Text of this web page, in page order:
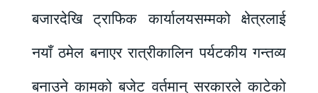
बजारदेखि ट्राफिक कार्यालयसम्मको क्षेत्रलाई
नयाँ ठमेल बनाएर रात्रीकालिन पर्यटकीय गन्तव्य
बनाउने कामको बजेट वर्तमान् सरकारले काटेको